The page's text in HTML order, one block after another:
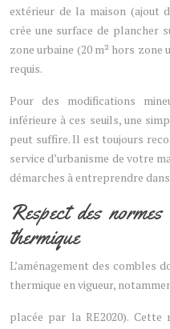
extérieur de la maison (ajout
crée une surface de plancher
zone urbaine (20 m² hors
requis.
Pour des modifications
inférieure à ces seuils, une
peut suffire. Il est toujours
service d’urbanisme de votre
démarches à entreprendre
Respect des
thermique
L’aménagement des combles
thermique en vigueur,
placée par la RE2020).